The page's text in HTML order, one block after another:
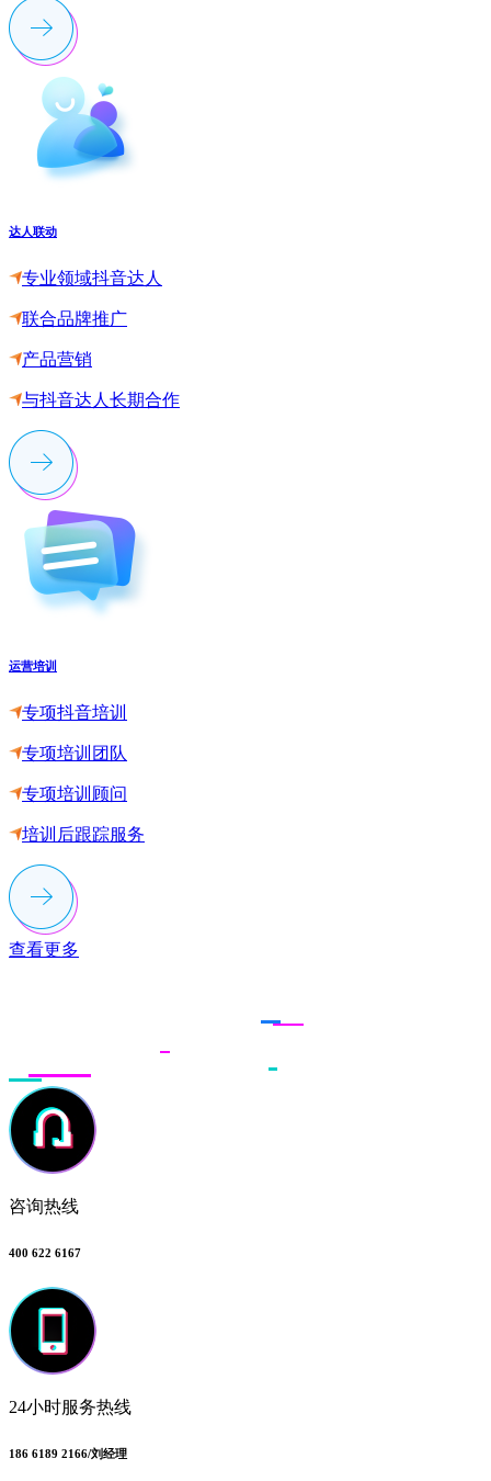
达人联动
专业领域抖音达人
联合品牌推广
产品营销
与抖音达人长期合作
运营培训
专项抖音培训
专项培训团队
专项培训顾问
培训后跟踪服务
查看更多
咨询热线
400 622 6167
24小时服务热线
186 6189 2166/刘经理